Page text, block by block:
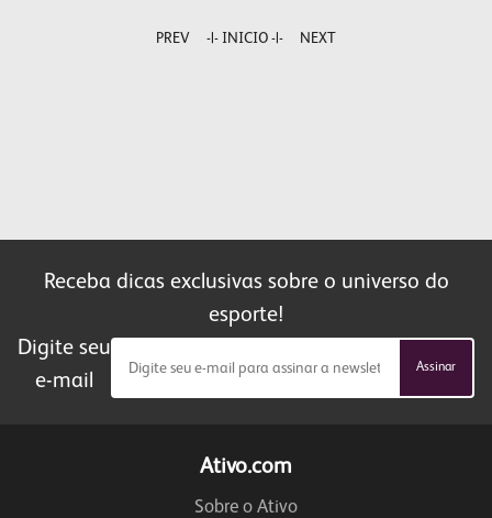
PREV -|- INICIO -|- NEXT
Receba dicas exclusivas sobre o universo do
esporte!
Digite seu
e-mail
Assinar
Ativo.com
Sobre o Ativo